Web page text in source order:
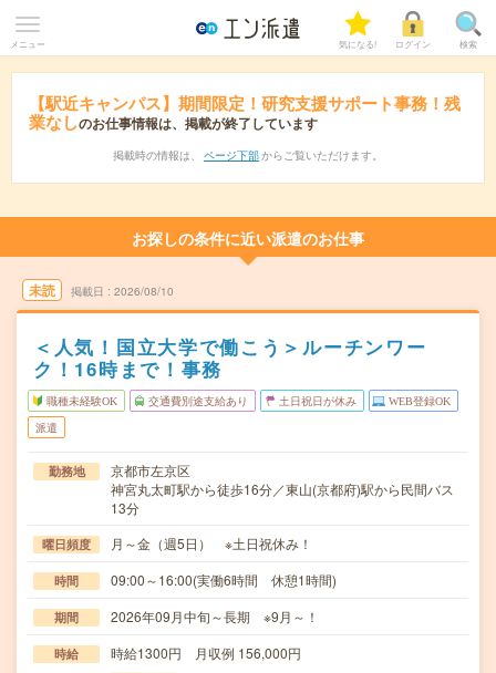
メニュー 気になる! ログイン 検索
【駅近キャンパス】期間限定！研究支援サポート事務！残
業なしのお仕事情報は、掲載が終了しています
掲載時の情報は、 ページ下部 からご覧いただけます。
お探しの条件に近い派遣のお仕事
未読 掲載日 2026/08/10
＜人気！国立大学で働こう＞ルーチンワー
ク！16時まで！事務
職種未経験OK 交通費別途支給あり 土日祝日が休み WEB登録OK
派遣
勤務地
京都市左京区
神宮丸太町駅から徒歩16分／東山(京都府)駅から民間バス
13分
曜日頻度 月～金（週5日） ※土日祝休み！
時間 09:00～16:00(実働6時間 休憩1時間)
期間 2026年09月中旬～長期 ※9月～！
時給 時給1300円 月収例 156,000円